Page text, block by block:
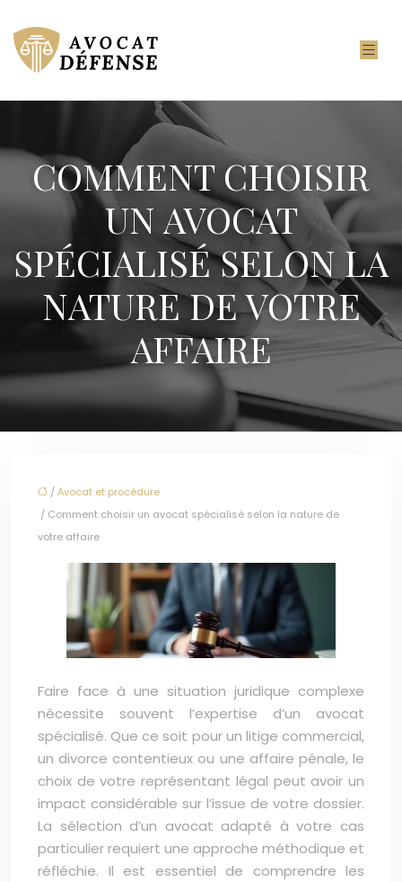
COMMENT CHOISIR
UN AVOCAT
SPÉCIALISÉ SELON LA
NATURE DE VOTRE
AFFAIRE
/Avocat et procédure
/ Comment choisir un avocat spécialisé selon la nature de
votre affaire
Faire face à une situation juridique complexe
nécessite souvent l’expertise d’un avocat
spécialisé. Que ce soit pour un litige commercial,
un divorce contentieux ou une affaire pénale, le
choix de votre représentant légal peut avoir un
impact considérable sur l’issue de votre dossier.
La sélection d’un avocat adapté à votre cas
particulier requiert une approche méthodique et
réfléchie. Il est essentiel de comprendre les